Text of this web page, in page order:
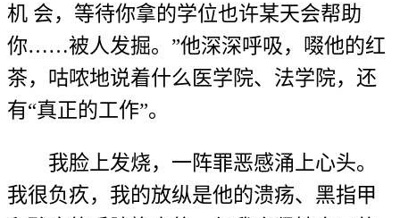
机 会，等待你拿的学位也许某天会帮助
你……被人发掘。”他深深呼吸，啜他的红
茶，咕哝地说着什么医学院、法学院，还
有“真正的工作”。
我脸上发烧，一阵罪恶感涌上心头。
我很负疚，我的放纵是他的溃疡、黑指甲